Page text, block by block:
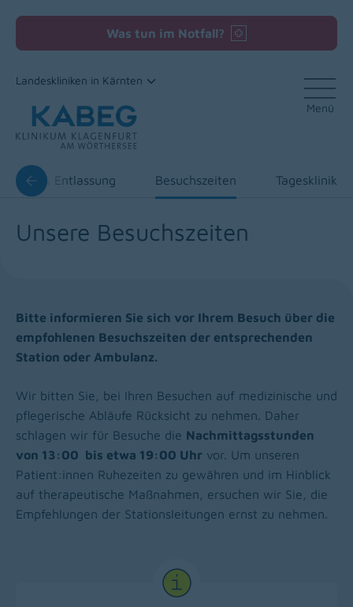
Zum Inhalt
Was tun im Notfall?
Landeskliniken in Kärnten
Menü
& Entlassung Besuchszeiten Tagesklinik
Unsere Besuchszeiten
Bitte informieren Sie sich vor Ihrem Besuch über die
empfohlenen Besuchszeiten der entsprechenden
Station oder Ambulanz.
Wir bitten Sie, bei Ihren Besuchen auf medizinische und
pflegerische Abläufe Rücksicht zu nehmen. Daher
schlagen wir für Besuche die Nachmittagsstunden
von 13:00 bis etwa 19:00 Uhr vor. Um unseren
Patient:innen Ruhezeiten zu gewähren und im Hinblick
auf therapeutische Maßnahmen, ersuchen wir Sie, die
Empfehlungen der Stationsleitungen ernst zu nehmen.